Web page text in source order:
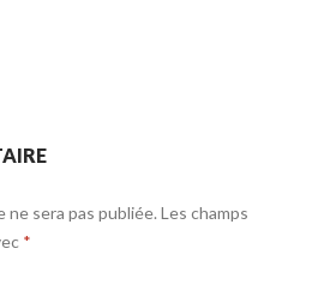
ne sera pas publiée.Les champs
*